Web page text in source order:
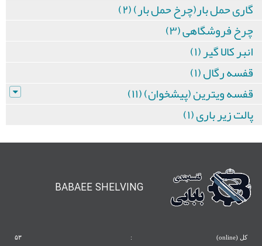
گاری حمل بار(چرخ حمل بار) (۲)
چرخ فروشگاهی (۳)
انبر کالا گیر (۱)
قفسه رگال (۱)
قفسه ویترین (پیشخوان) (۱۱)
پالت زیر باری (۱)
BABAEE SHELVING
کل (online) : ۵۳